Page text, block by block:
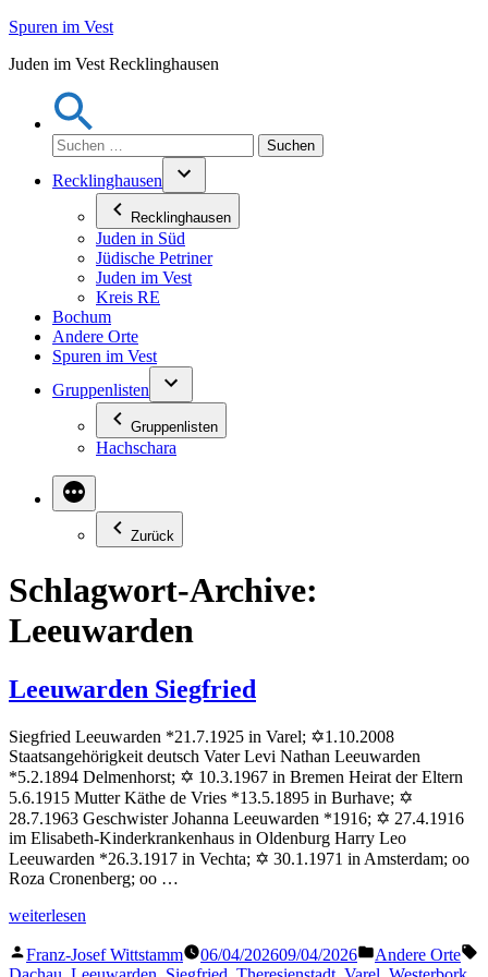
Zum
springen
Spuren im Vest
Juden im Vest Recklinghausen
Suchen
nach:
Recklinghausen
Recklinghausen
Juden in Süd
Jüdische Petriner
Juden im Vest
Kreis RE
Bochum
Andere Orte
Spuren im Vest
Gruppenlisten
Gruppenlisten
Hachschara
Zurück
Schlagwort-Archive:
Leeuwarden
Leeuwarden Siegfried
Siegfried Leeuwarden *21.7.1925 in Varel; ✡1.10.2008
Staatsangehörigkeit deutsch Vater Levi Nathan Leeuwarden
*5.2.1894 Delmenhorst; ✡ 10.3.1967 in Bremen Heirat der Eltern
5.6.1915 Mutter Käthe de Vries *13.5.1895 in Burhave; ✡
28.7.1963 Geschwister Johanna Leeuwarden *1916; ✡ 27.4.1916
im Elisabeth-Kinderkrankenhaus in Oldenburg Harry Leo
Leeuwarden *26.3.1917 in Vechta; ✡ 30.1.1971 in Amsterdam; oo
Roza Cronenberg; oo …
„Leeuwarden
weiterlesen
Veröffentlicht
von
Franz-Josef Wittstamm 06/04/202609/04/2026
Veröffentlicht
in
Andere Orte